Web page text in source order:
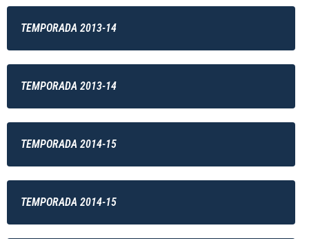
TEMPORADA 2013-14
TEMPORADA 2013-14
TEMPORADA 2014-15
TEMPORADA 2014-15